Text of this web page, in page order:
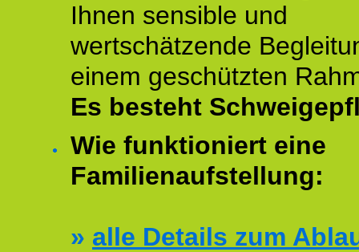
Ihnen sensible und
wertschätzende
einem geschützten
Es besteht
Wie funktioniert eine
Familienaufstellung:
» alle Details zum